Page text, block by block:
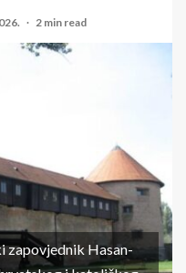
2 min read
zapovjednik Hasan-